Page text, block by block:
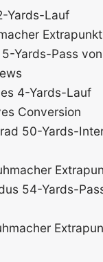
Yards-Lauf
Extrapunkt
Yards-Pass von
4-Yards-Lauf
Conversion
50-Yards-
54-Yards-